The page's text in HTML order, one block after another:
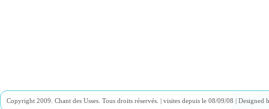
Copyright 2009. Chant des Usses. Tous droits réservés. | visites depuis le 08/09/08 | Designed